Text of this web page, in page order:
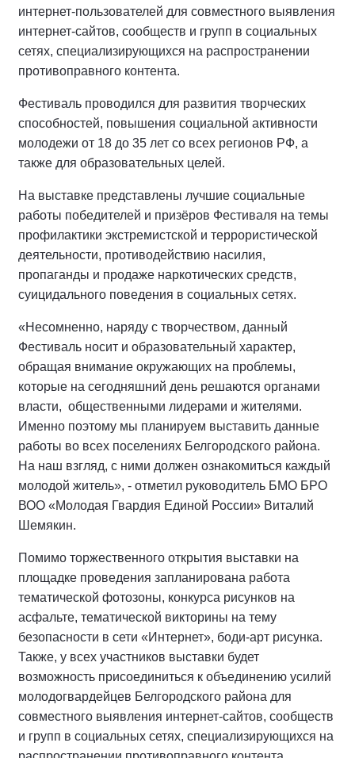
интернет-пользователей для совместного выявления
интернет-сайтов, сообществ и групп в социальных
сетях, специализирующихся на распространении
противоправного контента.
Фестиваль проводился для развития творческих
способностей, повышения социальной активности
молодежи от 18 до 35 лет со всех регионов РФ, а
также для образовательных целей.
На выставке представлены лучшие социальные
работы победителей и призёров Фестиваля на темы
профилактики экстремистской и террористической
деятельности, противодействию насилия,
пропаганды и продаже наркотических средств,
суицидального поведения в социальных сетях.
«Несомненно, наряду с творчеством, данный
Фестиваль носит и образовательный характер,
обращая внимание окружающих на проблемы,
которые на сегодняшний день решаются органами
власти, общественными лидерами и жителями.
Именно поэтому мы планируем выставить данные
работы во всех поселениях Белгородского района.
На наш взгляд, с ними должен ознакомиться каждый
молодой житель», - отметил руководитель БМО БРО
ВОО «Молодая Гвардия Единой России» Виталий
Шемякин.
Помимо торжественного открытия выставки на
площадке проведения запланирована работа
тематической фотозоны, конкурса рисунков на
асфальте, тематической викторины на тему
безопасности в сети «Интернет», боди-арт рисунка.
Также, у всех участников выставки будет
возможность присоединиться к объединению усилий
молодогвардейцев Белгородского района для
совместного выявления интернет-сайтов, сообществ
и групп в социальных сетях, специализирующихся на